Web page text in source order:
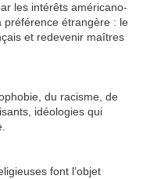
les intérêts américano-
préférence étrangère : le
et redevenir maîtres
du racisme, de
idéologies qui
font l’objet